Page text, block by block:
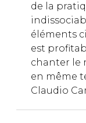
de la
éléments
est
chanter le
en même
Claudio